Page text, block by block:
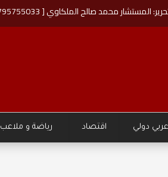
المستشار محمد صالح الملكاوي [ 00962795755033 ]
عربي دولي اقتصاد رياضة و ملاعب